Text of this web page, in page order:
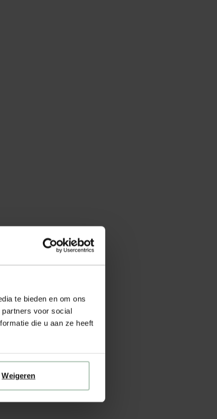
te bieden en om ons
voor social
die u aan ze heeft
Weigeren